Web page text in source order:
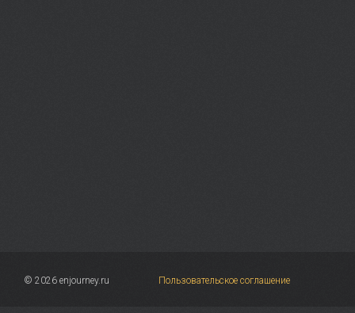
© 2026 enjourney.ru Пользовательское соглашение